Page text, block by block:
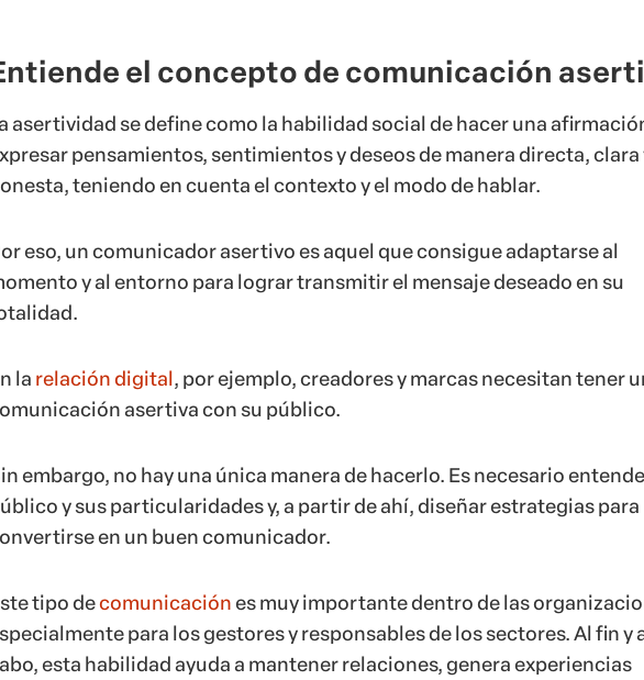
el concepto de comunicación
asertividad se define como la habilidad social de hacer una
pensamientos, sentimientos y deseos de manera directa, clara
teniendo en cuenta el contexto y el modo de hablar.
eso, un comunicador asertivo es aquel que consigue adaptarse al
y al entorno para lograr transmitir el mensaje deseado en su
la relación digital, por ejemplo, creadores y marcas necesitan tener
asertiva con su público.
embargo, no hay una única manera de hacerlo. Es necesario
y sus particularidades y, a partir de ahí, diseñar estrategias para
en un buen comunicador.
tipo decomunicaciónes muy importante dentro de las
para los gestores y responsables de los sectores. Al fin y
esta habilidad ayuda a mantener relaciones, genera experiencias